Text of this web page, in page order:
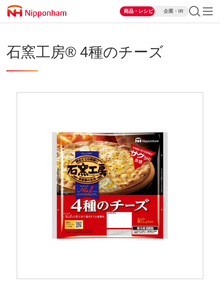
商品・レシピ 企業・IR
石窯工房® 4種のチーズ